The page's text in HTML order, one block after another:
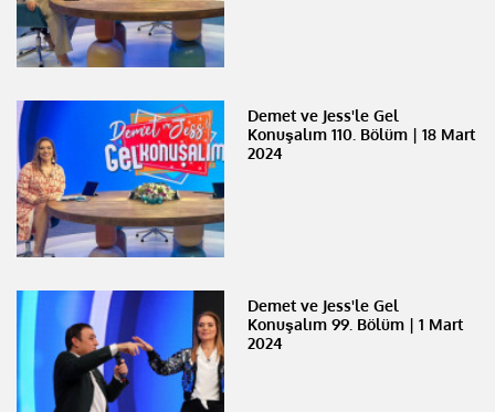
Demet ve Jess'le Gel
Konuşalım 110. Bölüm | 18 Mart
2024
Demet ve Jess'le Gel
Konuşalım 99. Bölüm | 1 Mart
2024